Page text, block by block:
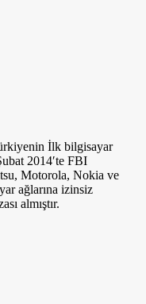
İlk bilgisayar
2014′te FBI
Motorola, Nokia ve
ağlarına izinsiz
almıştır.